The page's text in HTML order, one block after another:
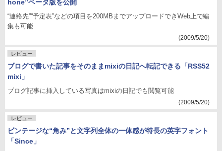
hone”ベータ版を公開
“連絡先”“予定表”などの項目を200MBまでアップロードできWeb上で編
集も可能
(2009/5/20)
レビュー
ブログで書いた記事をそのままmixiの日記へ転記できる「RSS52
mixi」
ブログ記事に挿入している写真はmixiの日記でも閲覧可能
(2009/5/20)
レビュー
ビンテージな“角み”と文字列全体の一体感が特長の英字フォント
「Since」